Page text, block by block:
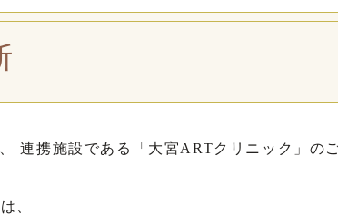
連携施設である「大宮ARTクリニック」の
、